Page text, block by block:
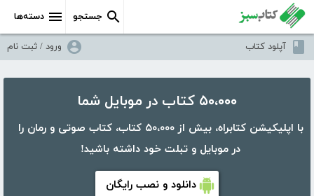
دسته‌ها جستجو
آپلود کتاب ورود / ثبت نام
۵۰،۰۰۰ کتاب در موبایل شما
با اپلیکیشن کتابراه، بیش از ۵۰،۰۰۰ کتاب، کتاب صوتی و رمان را
در موبایل و تبلت خود داشته باشید!
دانلود و نصب رایگان